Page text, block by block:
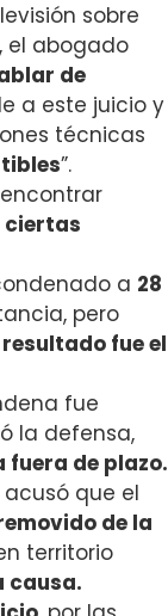
sobre
el abogado
de
a este juicio y
técnicas
”.
ciertas
a 28
pero
fue el
fue
la defensa,
fuera de plazo.
que el
de la
territorio
causa.